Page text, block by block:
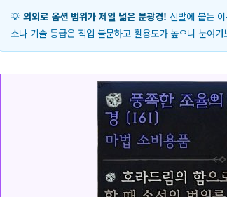
💡 의외로 옵션 범위가 제일 넓은 분광경! 신발에 붙는
소나 기술 등급은 직업 불문하고 활용도가 높으니 눈여겨